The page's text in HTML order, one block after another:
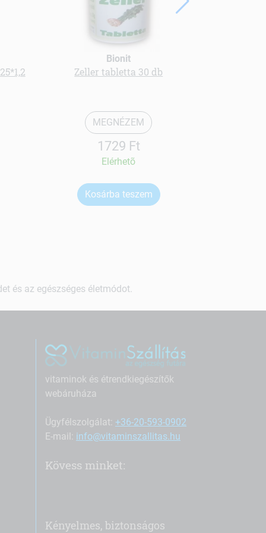
Bionit
Zeller tabletta 30 db
MEGNÉZEM
1729 Ft
Elérhetõ
Kosárba teszem
és az egészséges életmódot.
vitaminok és étrendkiegészítők
webáruháza
Ügyfélszolgálat: +36-20-593-0902
E-mail: info@vitaminszallitas.hu
Kövess minket:
Kényelmes, biztonságos